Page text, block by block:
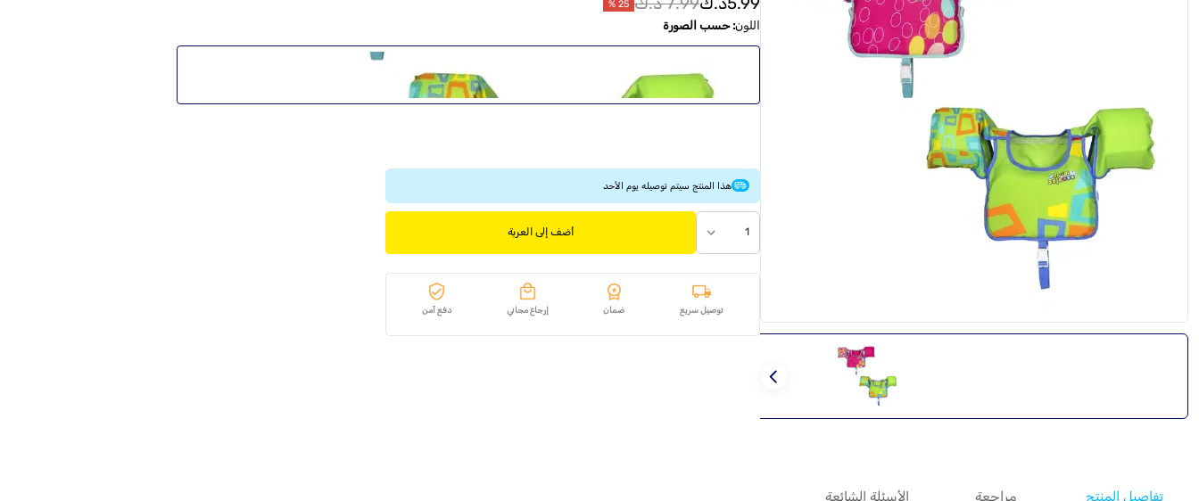
25
%
اللون:حسب الصورة
هذا المنتج سيتم توصيله يوم الأحد
1 أضف إلى العربة
توصيل سريع ضمان إرجاع مجاني دفع آمن
تفاصيل المنتج مراجعة الأسئلة الشائعة